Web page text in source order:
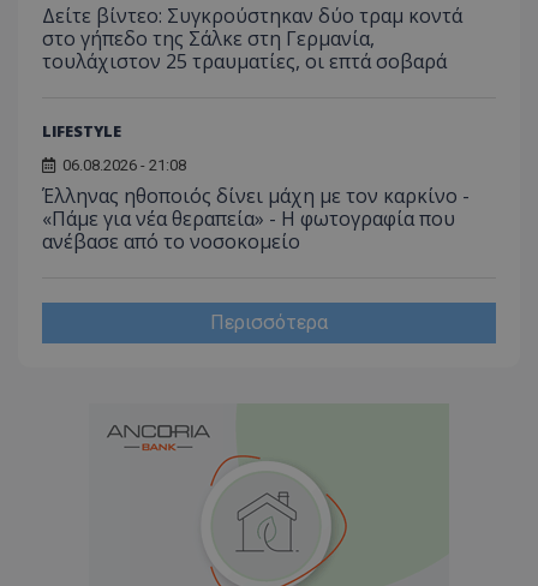
Δείτε βίντεο: Συγκρούστηκαν δύο τραμ κοντά
στο γήπεδο της Σάλκε στη Γερμανία,
τουλάχιστον 25 τραυματίες, οι επτά σοβαρά
LIFESTYLE
06.08.2026 - 21:08
Έλληνας ηθοποιός δίνει μάχη με τον καρκίνο -
«Πάμε για νέα θεραπεία» - Η φωτογραφία που
ανέβασε από το νοσοκομείο
Περισσότερα